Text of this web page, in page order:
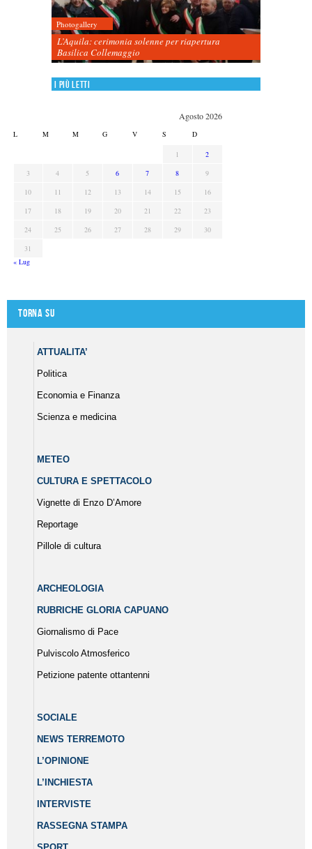
Photogallery
L’Aquila: cerimonia solenne per riapertura
Basilica Collemaggio
I più letti
Agosto 2026
L M M G V S D
1
2
3
4 5 6 7 8
9
10
11 12 13 14 15
16
17
18 19 20 21 22
23
24
25 26 27 28 29
30
31
« Lug
Torna su
ATTUALITA’
Politica
Economia e Finanza
Scienza e medicina
METEO
CULTURA E SPETTACOLO
Vignette di Enzo D’Amore
Reportage
Pillole di cultura
ARCHEOLOGIA
RUBRICHE GLORIA CAPUANO
Giornalismo di Pace
Pulviscolo Atmosferico
Petizione patente ottantenni
SOCIALE
NEWS TERREMOTO
L’OPINIONE
L’INCHIESTA
INTERVISTE
RASSEGNA STAMPA